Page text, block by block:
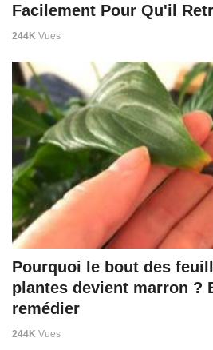
Facilement Pour Qu'il
244K Vues
Pourquoi le bout des
plantes devient marron ?
remédier
244K Vues